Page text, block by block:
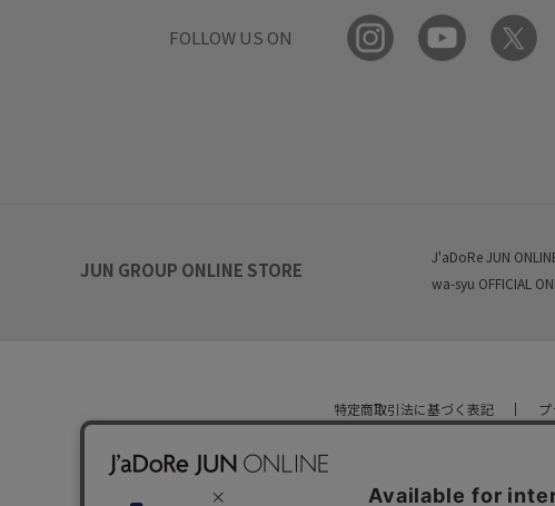
FOLLOW US ON
JUN GROUP ONLINE STORE
J'aDoRe JUN
wa-syu OFFICIAL
特定商取引法に基づく表記